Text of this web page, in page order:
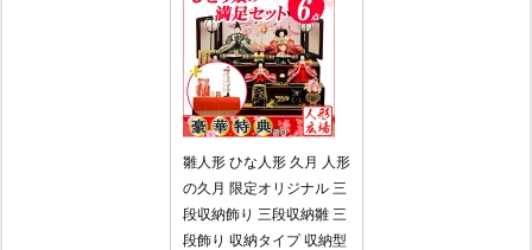
雛人形 ひな人形 久月 人形
の久月 限定オリジナル 三
段収納飾り 三段収納雛 三
段飾り 収納タイプ 収納型